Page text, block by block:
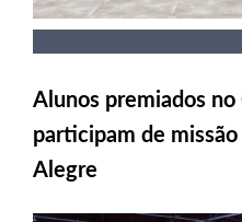
Alunos premiados
participam de
Alegre